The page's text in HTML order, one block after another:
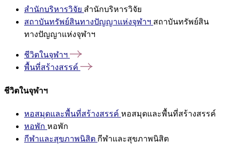
สำนักบริหารวิจัย สำนักบริหารวิจัย
สถาบันทรัพย์สินทางปัญญาแห่งจุฬาฯ สถาบันทรัพย์สิน
ทางปัญญาแห่งจุฬาฯ
ชีวิตในจุฬาฯ
พื้นที่สร้างสรรค์
ชีวิตในจุฬาฯ
หอสมุดและพื้นที่สร้างสรรค์ หอสมุดและพื้นที่สร้างสรรค์
หอพัก หอพัก
กีฬาและสุขภาพนิสิต กีฬาและสุขภาพนิสิต